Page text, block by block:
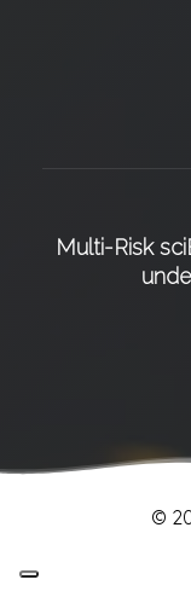
Multi-Risk
©